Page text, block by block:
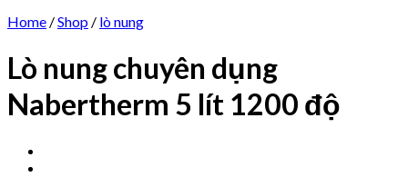
Home /Shop / lò nung
Lò nung chuyên dụng
Nabertherm 5 lít 1200 độ